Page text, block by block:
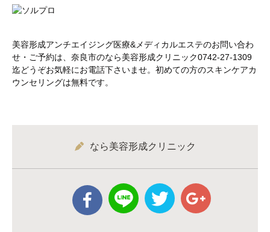
美容形成アンチエイジング医療&メディカルエステのお問い合わ
せ・ご予約は、奈良市のなら美容形成クリニック0742-27-1309
迄どうぞお気軽にお電話下さいませ。初めての方のスキンケアカ
ウンセリングは無料です。
なら美容形成クリニック